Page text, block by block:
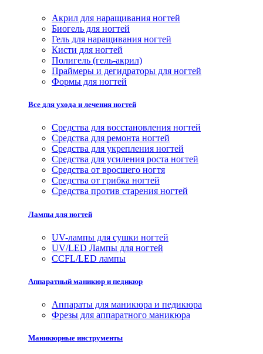
Акрил для наращивания ногтей
Биогель для ногтей
Гель для наращивания ногтей
Кисти для ногтей
Полигель (гель-акрил)
Праймеры и дегидраторы для ногтей
Формы для ногтей
Все для ухода и лечения ногтей
Средства для восстановления ногтей
Средства для ремонта ногтей
Средства для укрепления ногтей
Средства для усиления роста ногтей
Средства от вросшего ногтя
Средства от грибка ногтей
Средства против старения ногтей
Лампы для ногтей
UV-лампы для сушки ногтей
UV/LED Лампы для ногтей
CCFL/LED лампы
Аппаратный маникюр и педикюр
Аппараты для маникюра и педикюра
Фрезы для аппаратного маникюра
Маникюрные инструменты